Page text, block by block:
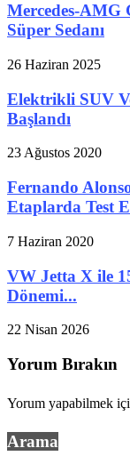
Mercedes-
Süper Sedanı
26 Haziran 2025
Elektrikli SUV
Başlandı
23 Ağustos 2020
Fernando
Etaplarda Test
7 Haziran 2020
VW Jetta X ile
Dönemi...
22 Nisan 2026
Yorum Bırakın
Yorum yapabilmek
Arama